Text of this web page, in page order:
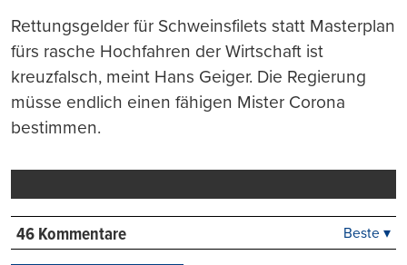
drucken
Rettungsgelder für Schweinsfilets statt Masterplan
fürs rasche Hochfahren der Wirtschaft ist
kreuzfalsch, meint Hans Geiger. Die Regierung
müsse endlich einen fähigen Mister Corona
bestimmen.
46 Kommentare Beste ▾